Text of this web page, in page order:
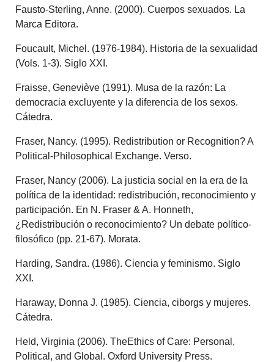
Fausto-Sterling, Anne. (2000). Cuerpos sexuados. La
Marca Editora.
Foucault, Michel. (1976-1984). Historia de la sexualidad
(Vols. 1-3). Siglo XXI.
Fraisse, Geneviève (1991). Musa de la razón: La
democracia excluyente y la diferencia de los sexos.
Cátedra.
Fraser, Nancy. (1995). Redistribution or Recognition? A
Political-Philosophical Exchange. Verso.
Fraser, Nancy (2006). La justicia social en la era de la
política de la identidad: redistribución, reconocimiento y
participación. En N. Fraser & A. Honneth,
¿Redistribución o reconocimiento? Un debate político-
filosófico (pp. 21-67). Morata.
Harding, Sandra. (1986). Ciencia y feminismo. Siglo
XXI.
Haraway, Donna J. (1985). Ciencia, ciborgs y mujeres.
Cátedra.
Held, Virginia (2006). TheEthics of Care: Personal,
Political, and Global. Oxford University Press.